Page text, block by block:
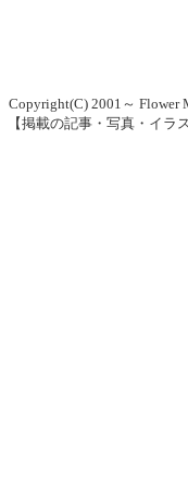
Copyright(C) 2001～ Flower
【掲載の記事・写真・イ